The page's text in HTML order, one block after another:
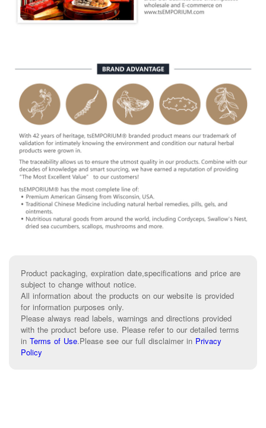
Product packaging, expiration date,specifications and price are
subject to change without notice.
All information about the products on our website is provided
for information purposes only.
Please always read labels, warnings and directions provided
with the product before use. Please refer to our detailed terms
in Terms of Use.Please see our full disclaimer in Privacy
Policy